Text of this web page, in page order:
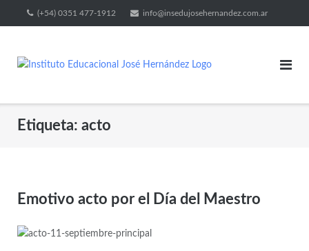
(+54) 0351 477-1912 info@insedujosehernandez.com.ar
Etiqueta: acto
Emotivo acto por el Día del Maestro